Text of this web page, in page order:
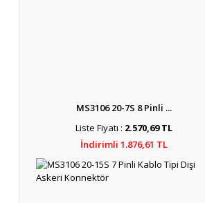
MS3106 20-7S 8 Pinli ...
Liste Fiyatı : 2.570,69 TL
İndirimli 1.876,61 TL